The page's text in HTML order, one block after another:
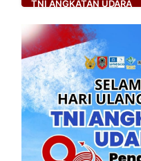
TNI ANGKATAN UDARA